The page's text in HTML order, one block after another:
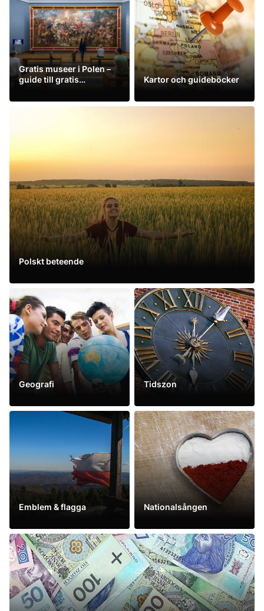
Gratis museer i Polen –
guide till gratis
Se mer
Kartor och guideböcker
Se mer
Polskt beteende
Se mer
Geografi
Se mer
Tidszon
Se mer
Emblem & flagga
Se mer
Nationalsången
Se mer